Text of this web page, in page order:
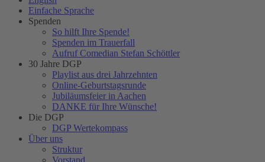
Einfache Sprache
Spenden
So hilft Ihre Spende!
Spenden im Trauerfall
Aufruf Comedian Stefan Schöttler
30 Jahre DGP
Playlist aus drei Jahrzehnten
Online-Geburtstagsrunde
Jubiläumsfeier in Aachen
DANKE für Ihre Wünsche!
Die DGP
DGP Wertekompass
Über uns
Struktur
Vorstand